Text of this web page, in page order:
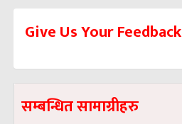
Give Us Your Feedback
सम्बन्धित सामाग्रीहरु